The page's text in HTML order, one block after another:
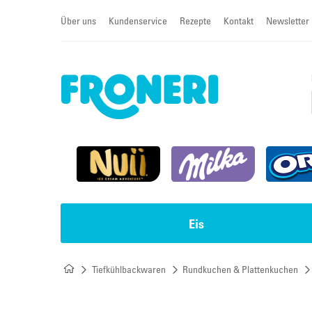
Über uns Kundenservice Rezepte Kontakt Newsletter
Eis
Tiefkühlbackwaren Rundkuchen & Plattenkuchen